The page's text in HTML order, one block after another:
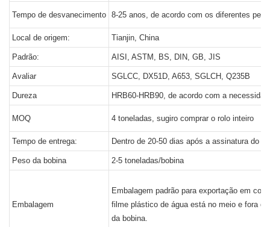
Tempo de desvanecimento 8-25 anos, de acordo com os diferentes
Local de origem: Tianjin, China
Padrão: AISI, ASTM, BS, DIN, GB, JIS
Avaliar SGLCC, DX51D, A653, SGLCH, Q235B
Dureza HRB60-HRB90, de acordo com a
MOQ 4 toneladas, sugiro comprar o rolo inteiro
Tempo de entrega: Dentro de 20-50 dias após a assinatura do
Peso da bobina 2-5 toneladas/bobina
Embalagem
Embalagem padrão para exportação em
filme plástico de água está no meio e fora
da bobina.